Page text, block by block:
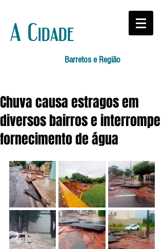
A Cidade
Barretos e Região
Chuva causa estragos em
diversos bairros e interrompe
fornecimento de água